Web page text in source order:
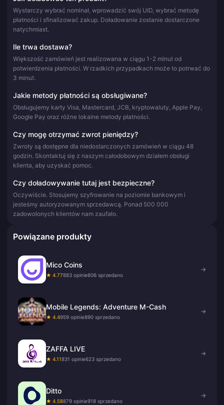
Wystarczy wybrać nominał, wprowadzić swój UID, wybrać metodę
płatności i sfinalizować zakup. Doładowanie zostanie dostarczone
natychmiast.
Ile trwa dostawa?
Większość zamówień jest realizowana w ciągu 1-2 minut od
potwierdzenia płatności. W rzadkich przypadkach może to potrwać do
3 minut.
Jakie metody płatności są obsługiwane?
Obsługujemy karty Visa, Mastercard, JCB, kryptowaluty, Apple Pay,
Google Pay oraz różne lokalne metody płatności.
Czy mogę otrzymać zwrot pieniędzy?
Zwroty są dostępne dla niedostarczonych zamówień w ciągu 48
godzin. Skontaktuj się z naszym całodobowym działem obsługi
klienta, aby uzyskać pomoc.
Czy doładowywanie tutaj jest bezpieczne?
Oczywiście. Stosujemy szyfrowanie na poziomie bankowym i
jesteśmy autoryzowanym sprzedawcą. Ponad 500 000
zadowolonych klientów nam zaufało.
Powiązane produkty
Mico Coins
★ 4.77883 opinie606 sprzedano
→
Mobile Legends: Adventure M-Cash
★ 4.4959 opinie890 sprzedano
→
ZAFFA LIVE
★ 4.11831 opinie623 sprzedano
→
Ditto
★ 4.58879 opinie918 sprzedano
→